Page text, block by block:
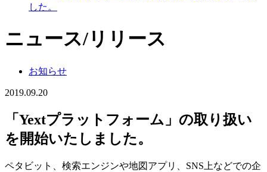
した。
ニュース/リリース
お知らせ
2019.09.20
「Yextプラットフォーム」の取り扱い
を開始いたしました。
ペタビット、検索エンジンや地図アプリ、SNS上などでの企